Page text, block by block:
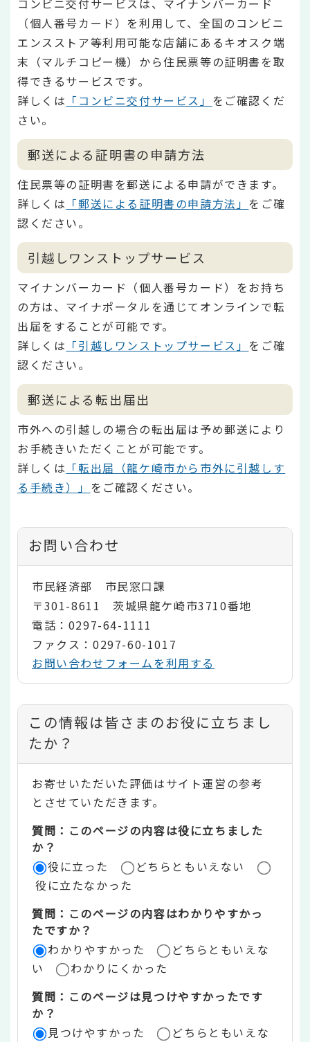
コンビニ交付サービスは、マイナンバーカード
（個人番号カード）を利用して、全国のコンビニ
エンスストア等利用可能な店舗にあるキオスク端
末（マルチコピー機）から住民票等の証明書を取
得できるサービスです。
詳しくは 「コンビニ交付サービス」 をご確認くだ
さい。
郵送による証明書の申請方法
住民票等の証明書を郵送による申請ができます。
詳しくは 「郵送による証明書の申請方法」 をご確
認ください。
引越しワンストップサービス
マイナンバーカード（個人番号カード）をお持ち
の方は、マイナポータルを通じてオンラインで転
出届をすることが可能です。
詳しくは 「引越しワンストップサービス」 をご確
認ください。
郵送による転出届出
市外への引越しの場合の転出届は予め郵送により
お手続きいただくことが可能です。
詳しくは 「転出届（龍ケ崎市から市外に引越しす
る手続き）」 をご確認ください。
お問い合わせ
市民経済部 市民窓口課
〒301-8611 茨城県龍ケ崎市3710番地
電話：0297-64-1111
ファクス：0297-60-1017
お問い合わせフォームを利用する
コ
ン
テ
ン
ツ
評
価
リ
ア
この情報は皆さまのお役に立ちまし
たか？
お寄せいただいた評価はサイト運営の参考
とさせていただきます。
質問：このページの内容は役に立ちました
か？
役に立った
どちらともいえない
役に立たなかった
質問：このページの内容はわかりやすかっ
たですか？
わかりやすかった
どちらともいえな
い
わかりにくかった
質問：このページは見つけやすかったです
か？
見つけやすかった
どちらともいえな